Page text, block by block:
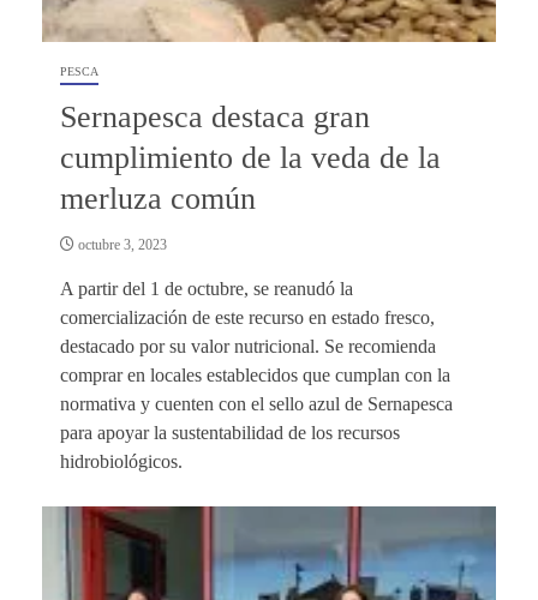
PESCA
Sernapesca destaca gran
cumplimiento de la veda de la
merluza común
octubre 3, 2023
A partir del 1 de octubre, se reanudó la
comercialización de este recurso en estado fresco,
destacado por su valor nutricional. Se recomienda
comprar en locales establecidos que cumplan con la
normativa y cuenten con el sello azul de Sernapesca
para apoyar la sustentabilidad de los recursos
hidrobiológicos.